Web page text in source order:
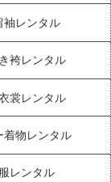
袖レンタル
袴レンタル
裳レンタル
着物レンタル
レンタル